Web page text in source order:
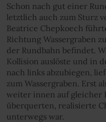
Schon nach gut einer
letztlich auch zum Sturz
Beatrice Chepkoech
Richtung Wassergraben
der Rundbahn befindet.
Kollision auslöste und in
nach links abzubiegen,
zum Wassergraben. Erst
weiter innen auf gleicher
überquerten, realisierte
unterwegs war.